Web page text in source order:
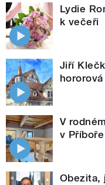
Lydie
k večeři
Jiří
V
v
Obezita,